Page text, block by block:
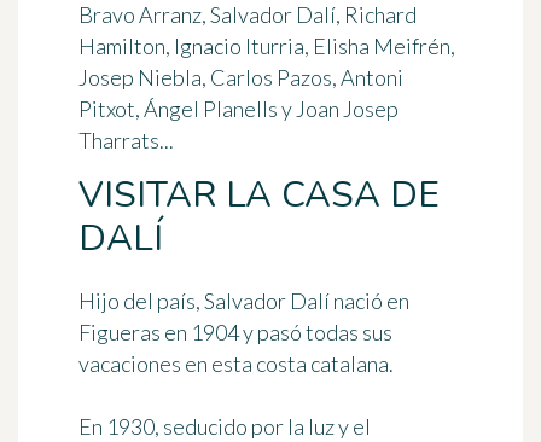
Bravo Arranz, Salvador Dalí, Richard
Hamilton, Ignacio Iturria, Elisha Meifrén,
Josep Niebla, Carlos Pazos, Antoni
Pitxot, Ángel Planells y Joan Josep
Tharrats...
VISITAR LA CASA DE
DALÍ
Hijo del país, Salvador Dalí nació en
Figueras en 1904 y pasó todas sus
vacaciones en esta costa catalana.
En 1930, seducido por la luz y el